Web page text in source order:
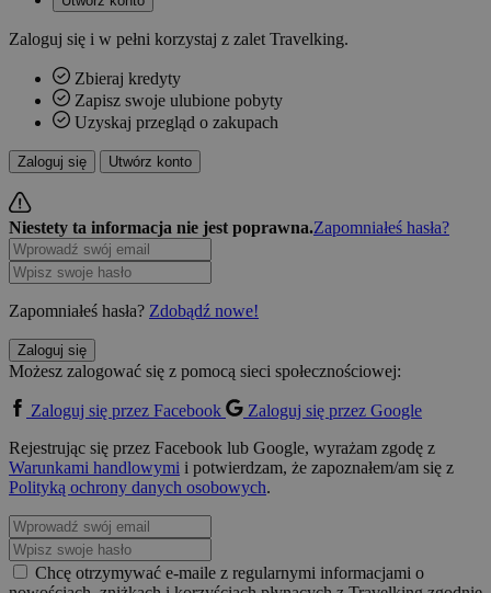
Zaloguj się i w pełni korzystaj z zalet Travelking.
Zbieraj kredyty
Zapisz swoje ulubione pobyty
Uzyskaj przegląd o zakupach
Zaloguj się Utwórz konto
Niestety ta informacja nie jest poprawna.Zapomniałeś hasła?
Zapomniałeś hasła? Zdobądź nowe!
Zaloguj się
Możesz zalogować się z pomocą sieci społecznościowej:
Zaloguj się przez Facebook
Zaloguj się przez Google
Rejestrując się przez Facebook lub Google, wyrażam zgodę z
Warunkami handlowymi i potwierdzam, że zapoznałem/am się z
Polityką ochrony danych osobowych.
Chcę otrzymywać e-maile z regularnymi informacjami o